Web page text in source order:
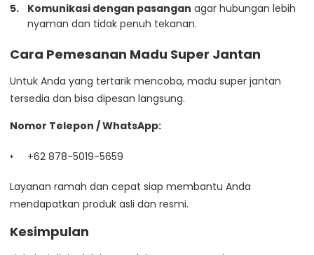
Komunikasi dengan pasangan agar hubungan lebih
nyaman dan tidak penuh tekanan.
Cara Pemesanan Madu Super Jantan
Untuk Anda yang tertarik mencoba, madu super jantan
tersedia dan bisa dipesan langsung.
Nomor Telepon / WhatsApp:
+62 878-5019-5659
Layanan ramah dan cepat siap membantu Anda
mendapatkan produk asli dan resmi.
Kesimpulan